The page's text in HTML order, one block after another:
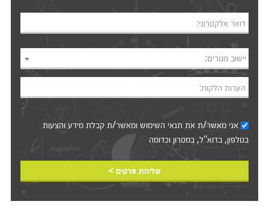
דואר אלקטרוני:
יישוב מגורים:
הערות הלקוח:
אני מאשר/ת את תנאי השימושומאשר/ת קבלת מידע והצעות
בטלפון, בדוא"ל, במסרון וכדומה‎‎
שליחת פרטים >